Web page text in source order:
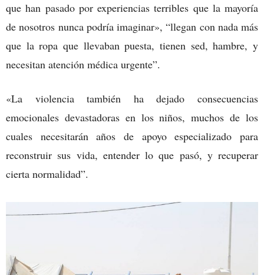
que han pasado por experiencias terribles que la mayoría
de nosotros nunca podría imaginar», “llegan con nada más
que la ropa que llevaban puesta, tienen sed, hambre, y
necesitan atención médica urgente”.
«La violencia también ha dejado consecuencias
emocionales devastadoras en los niños, muchos de los
cuales necesitarán años de apoyo especializado para
reconstruir sus vida, entender lo que pasó, y recuperar
cierta normalidad”.